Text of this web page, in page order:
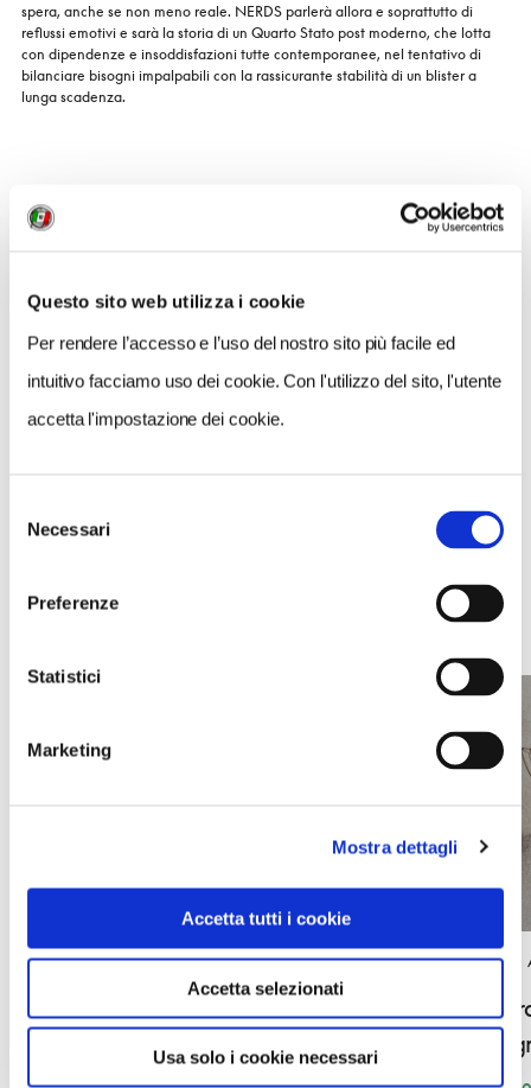
Questo sito web utilizza i cookie
Per rendere l’accesso e l’uso del nostro sito più facile ed
intuitivo facciamo uso dei cookie. Con l'utilizzo del sito, l'utente
accetta l'impostazione dei cookie.
delNecessari
Preferenze
Statistici
Marketing
Mostra dettagli
Accetta tutti i cookie
Accetta selezionati
Usa solo i cookie necessari
spera, anche se non meno reale. NERDS parlerà allora e soprattutto di
reflussi emotivi e sarà la storia di un Quarto Stato post moderno, che lotta
con dipendenze e insoddisfazioni tutte contemporanee, nel tentativo di
bilanciare bisogni impalpabili con la rassicurante stabilità di un blister a
lunga scadenza.
QUANDO
BANDIERE ARANCIONI
Valeggio sul Mincio, Mercato
dell'Antiquariato e Modernariato 2026
BANDIERE
Visite